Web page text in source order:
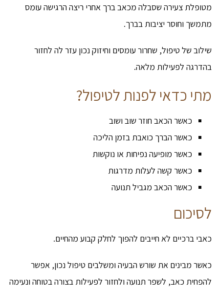
מטופלת צעירה שסבלה מכאב ברך אחרי ריצה הרגישה עומס
מתמשך וחוסר יציבות בברך.
שילוב של טיפול, שחרור עומסים וחיזוק נכון עזר לה לחזור
בהדרגה לפעילות מלאה.
מתי כדאי לפנות לטיפול?
כאשר הכאב חוזר שוב ושוב
כאשר הברך כואבת בזמן הליכה
כאשר מופיעה נפיחות או נוקשות
כאשר קשה לעלות מדרגות
כאשר הכאב מגביל תנועה
לסיכום
כאבי ברכיים לא חייבים להפוך לחלק קבוע מהחיים.
כאשר מבינים את שורש הבעיה ומשלבים טיפול נכון, אפשר
להפחית כאב, לשפר תנועה ולחזור לפעילות בצורה בטוחה ונעימה